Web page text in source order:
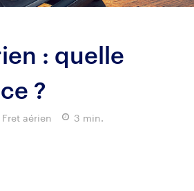
: quelle
?
Fret aérien
3 min.